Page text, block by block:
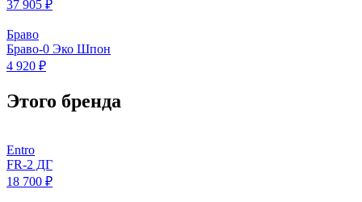
37 905 ₽
Браво
Браво-0 Эко Шпон
4 920 ₽
Этого бренда
Entro
FR-2 ДГ
18 700 ₽